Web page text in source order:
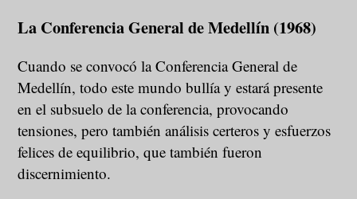
La Conferencia General de Medellín (1968)
Cuando se convocó la Conferencia General de
Medellín, todo este mundo bullía y estará presente
en el subsuelo de la conferencia, provocando
tensiones, pero también análisis certeros y esfuerzos
felices de equilibrio, que también fueron
discernimiento.